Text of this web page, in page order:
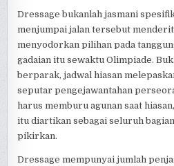
Dressage bukanlah jasmani
menjumpai jalan tersebut
menyodorkan pilihan pada
gadaian itu sewaktu Olimpiade.
berparak, jadwal hiasan
seputar pengejawantahan
harus memburu agunan saat
itu diartikan sebagai seluruh
pikirkan.
Dressage mempunyai jumlah